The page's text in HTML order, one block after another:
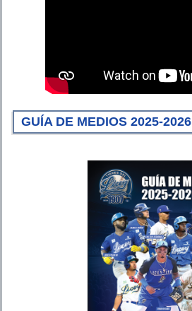
GUÍA DE MEDIOS 2025-2026